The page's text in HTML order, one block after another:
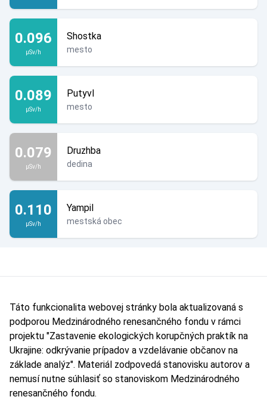
0.096
µSv/h
Shostka
mesto
0.089
µSv/h
Putyvl
mesto
0.079
µSv/h
Druzhba
dedina
0.110
µSv/h
Yampil
mestská obec
Táto funkcionalita webovej stránky bola aktualizovaná s
podporou Medzinárodného renesančného fondu v rámci
projektu "Zastavenie ekologických korupčných praktík na
Ukrajine: odkrývanie prípadov a vzdelávanie občanov na
základe analýz". Materiál zodpovedá stanovisku autorov a
nemusí nutne súhlasiť so stanoviskom Medzinárodného
renesančného fondu.